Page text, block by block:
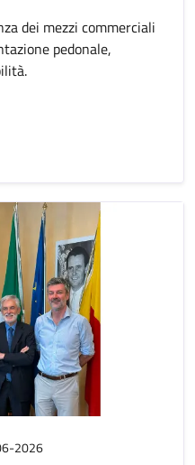
dei mezzi commerciali
pedonale,
DI REGOLAZIONE DELLE
2026